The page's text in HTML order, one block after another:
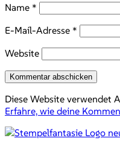
Name *
E-Mail-Adresse *
Website
Diese Website verwendet
Erfahre, wie deine